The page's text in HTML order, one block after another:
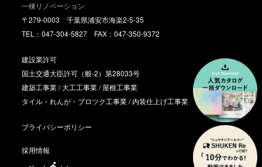
一棟リノベーション
〒279-0003 千葉県浦安市海楽2-5-35
TEL：047-304-5827 FAX：047-350-9372
建設業許可
国土交通大臣許可（般-2）第28033号
建築工事業 / 大工工事業 / 屋根工事業
タイル・れんが・ブロツク工事業 / 内装仕上げ工事業
プライバシーポリシー
採用情報